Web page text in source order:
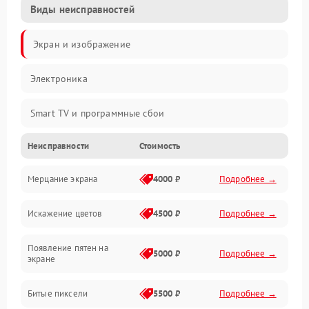
Виды неисправностей
Экран и изображение
Электроника
Smart TV и программные сбои
Питание и запуск
Подсветка и LED-модули
Звук и аудиосистема
Сигнал и приём каналов
Неисправности Стоимость
Мерцание экрана 4000 ₽ Подробнее →
Искажение цветов 4500 ₽ Подробнее →
Появление пятен на
экране
5000 ₽ Подробнее →
Битые пиксели 5500 ₽ Подробнее →